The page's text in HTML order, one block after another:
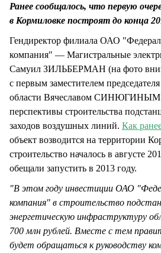
Ранее сообщалось, что первую
в Кормиловке построят до конца
Гендиректор филиала ОАО
компания" — Магистральные
Самуил ЗИЛЬБЕРМАН (на фото
с первым заместителем
области Вячеславом СИНЮГИНЫМ
перспективы строительства
заходов воздушных линий. Как
объект возводится на территории
строительство началось в августе
обещали запустить в 2013 году.
"В этом году инвестиции ОАО
компания" в строительство
энергетическую инфраструктуру
700 млн рублей. Вместе с тем п
будет обращаться к руководству